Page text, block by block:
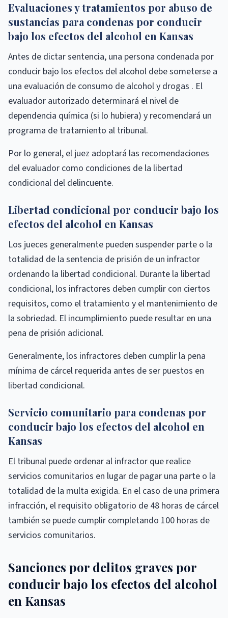
Evaluaciones y tratamientos por abuso de
sustancias para condenas por conducir
bajo los efectos del alcohol en Kansas
Antes de dictar sentencia, una persona condenada por
conducir bajo los efectos del alcohol debe someterse a
una evaluación de consumo de alcohol y drogas . El
evaluador autorizado determinará el nivel de
dependencia química (si lo hubiera) y recomendará un
programa de tratamiento al tribunal.
Por lo general, el juez adoptará las recomendaciones
del evaluador como condiciones de la libertad
condicional del delincuente.
Libertad condicional por conducir bajo los
efectos del alcohol en Kansas
Los jueces generalmente pueden suspender parte o la
totalidad de la sentencia de prisión de un infractor
ordenando la libertad condicional. Durante la libertad
condicional, los infractores deben cumplir con ciertos
requisitos, como el tratamiento y el mantenimiento de
la sobriedad. El incumplimiento puede resultar en una
pena de prisión adicional.
Generalmente, los infractores deben cumplir la pena
mínima de cárcel requerida antes de ser puestos en
libertad condicional.
Servicio comunitario para condenas por
conducir bajo los efectos del alcohol en
Kansas
El tribunal puede ordenar al infractor que realice
servicios comunitarios en lugar de pagar una parte o la
totalidad de la multa exigida. En el caso de una primera
infracción, el requisito obligatorio de 48 horas de cárcel
también se puede cumplir completando 100 horas de
servicios comunitarios.
Sanciones por delitos graves por
conducir bajo los efectos del alcohol
en Kansas